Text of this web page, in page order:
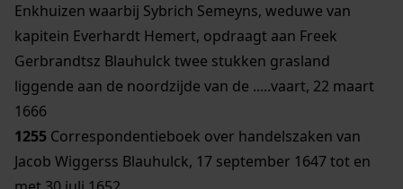
Enkhuizen waarbij Sybrich Semeyns, weduwe van
kapitein Everhardt Hemert, opdraagt aan Freek
Gerbrandtsz Blauhulck twee stukken grasland
liggende aan de noordzijde van de .....vaart, 22 maart
1666
1255 Correspondentieboek over handelszaken van
Jacob Wiggerss Blauhulck, 17 september 1647 tot en